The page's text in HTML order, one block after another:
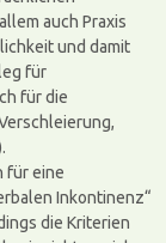
auch Praxis
und damit
für
für die
für eine
Inkontinenz“
die Kriterien